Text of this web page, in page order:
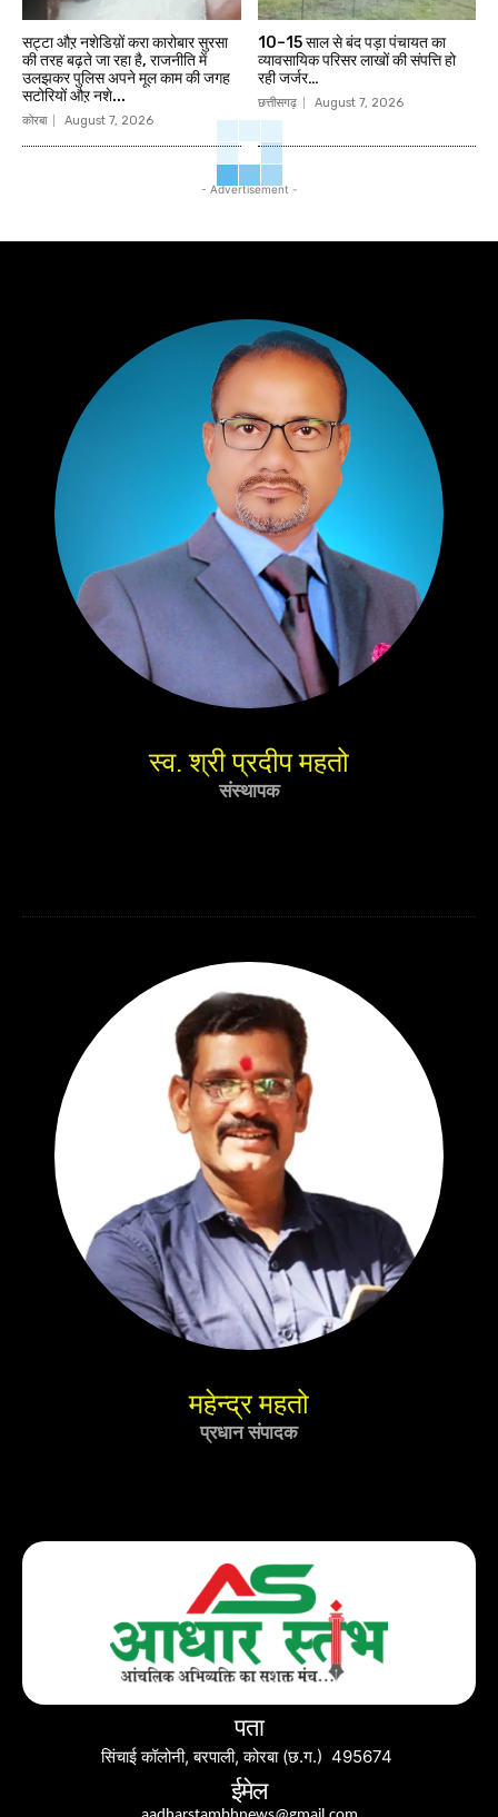
सट्टा औऱ नशेडिय़ों करा कारोबार सुरसा
की तरह बढ़ते जा रहा है, राजनीति में
उलझकर पुलिस अपने मूल काम की जगह
सटोरियों औऱ नशे...
कोरबा August 7, 2026
10–15 साल से बंद पड़ा पंचायत का
व्यावसायिक परिसर लाखों की संपत्ति हो
रही जर्जर…
छत्तीसगढ़ August 7, 2026
- Advertisement -
स्व. श्री प्रदीप महतो
संस्थापक
महेन्द्र महतो
प्रधान संपादक
पता
सिंचाई कॉलोनी, बरपाली, कोरबा (छ.ग.) 495674
ईमेल